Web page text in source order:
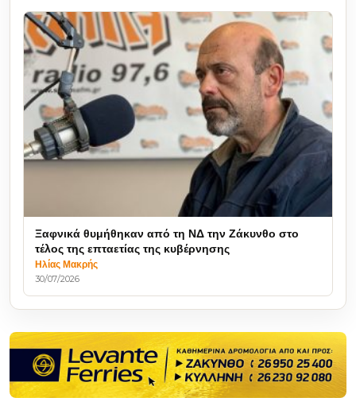
Ξαφνικά θυμήθηκαν από τη ΝΔ την Ζάκυνθο στο
τέλος της επταετίας της κυβέρνησης
Ηλίας Μακρής
30/07/2026